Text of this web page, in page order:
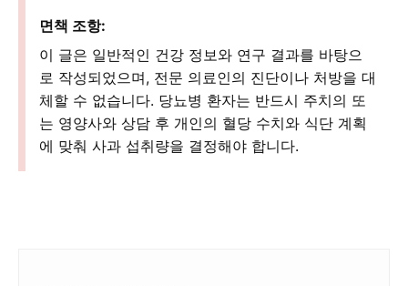
면책 조항:
이 글은 일반적인 건강 정보와 연구 결과를 바탕으
로 작성되었으며, 전문 의료인의 진단이나 처방을 대
체할 수 없습니다. 당뇨병 환자는 반드시 주치의 또
는 영양사와 상담 후 개인의 혈당 수치와 식단 계획
에 맞춰 사과 섭취량을 결정해야 합니다.